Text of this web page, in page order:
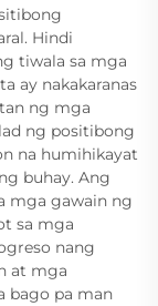
Hindi
tiwala sa mga
ay nakakaranas
ng mga
ng positibong
na humihikayat
buhay. Ang
mga gawain ng
sa mga
nang
at mga
bago pa man